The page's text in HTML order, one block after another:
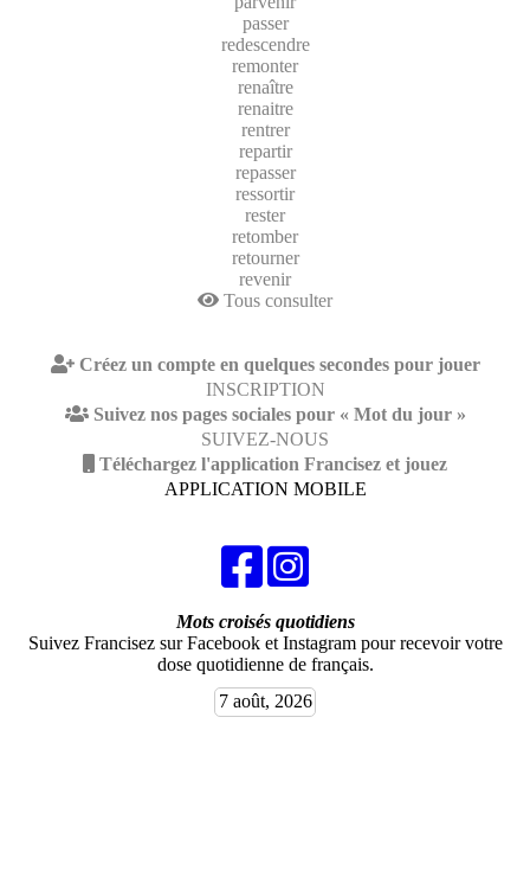
passer
redescendre
remonter
renaître
renaitre
rentrer
repartir
repasser
ressortir
rester
retomber
retourner
revenir
Tous consulter
Créez un compte en quelques secondes pour jouer
INSCRIPTION
Suivez nos pages sociales pour « Mot du jour »
SUIVEZ-NOUS
Téléchargez l'application Francisez et jouez
APPLICATION MOBILE
Mots croisés quotidiens
Suivez Francisez sur Facebook et Instagram pour recevoir votre
dose quotidienne de français.
7 août, 2026